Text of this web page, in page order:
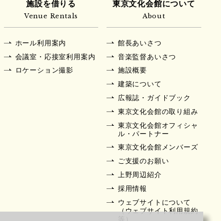
施設を借りる
Venue Rentals
ホール利用案内
会議室・応接室利用案内
ロケーション撮影
東京文化会館について
About
館長あいさつ
音楽監督あいさつ
施設概要
建築について
広報誌・ガイドブック
東京文化会館の取り組み
東京文化会館オフィシャ
ル・パートナー
東京文化会館メンバーズ
ご支援のお願い
上野周辺紹介
採用情報
ウェブサイトについて
（ウェブサイト利用規約